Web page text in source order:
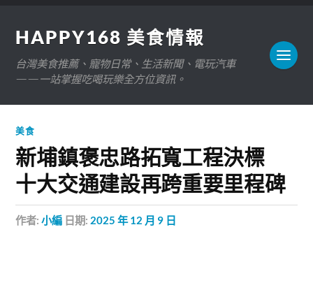
HAPPY168 美食情報
台灣美食推薦、寵物日常、生活新聞、電玩汽車
——一站掌握吃喝玩樂全方位資訊。
美食
新埔鎮褒忠路拓寬工程決標
十大交通建設再跨重要里程碑
作者:小編 日期: 2025 年 12 月 9 日